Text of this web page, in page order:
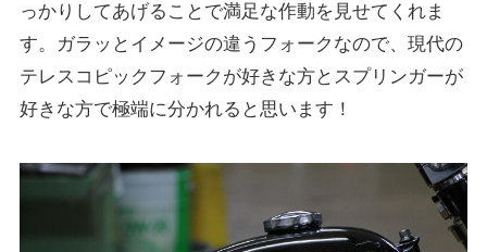
っかりしてあげることで満足な作動を見せてくれま
す。ガラッとイメージの違うフォークなので、現代の
テレスコピックフォークが好きな方とスプリンガーが
好きな方で極端に分かれると思います！